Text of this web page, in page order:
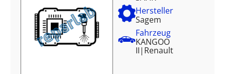
Hersteller
Sagem
Fahrzeug
KANGOO
II| Renault